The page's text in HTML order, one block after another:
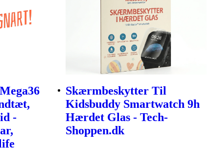
-
Skærmbeskytter Til
Kidsbuddy Smartwatch 9h
Hærdet Glas - Tech-
Shoppen.dk